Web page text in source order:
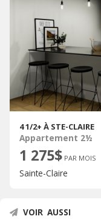
4 1/2+ À STE-CLAIRE
Appartement 2½
1 275$ PAR MOIS
Sainte-Claire
VOIR AUSSI